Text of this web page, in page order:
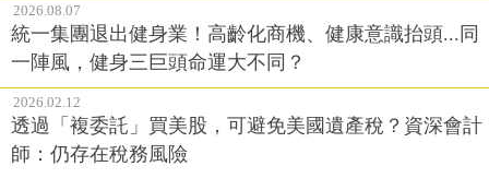
2026.08.07
統一集團退出健身業！高齡化商機、健康意識抬頭...同
一陣風，健身三巨頭命運大不同？
2026.02.12
透過「複委託」買美股，可避免美國遺產稅？資深會計
師：仍存在稅務風險